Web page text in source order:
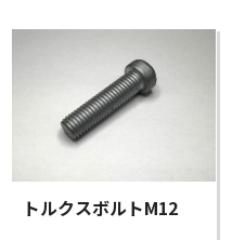
トルクスボルトM12